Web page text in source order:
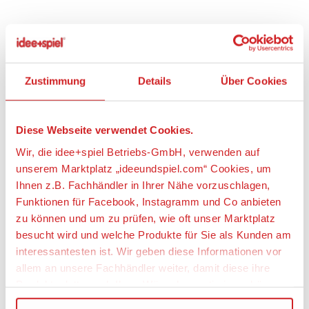
Zustimmung Details Über Cookies
Diese Webseite verwendet Cookies.
Wir, die idee+spiel Betriebs-GmbH, verwenden auf
unserem Marktplatz „ideeundspiel.com“ Cookies, um
Ihnen z.B. Fachhändler in Ihrer Nähe vorzuschlagen,
Funktionen für Facebook, Instagramm und Co anbieten
zu können und um zu prüfen, wie oft unser Marktplatz
besucht wird und welche Produkte für Sie als Kunden am
interessantesten ist. Wir geben diese Informationen vor
allem an unsere Fachhändler weiter, damit diese ihre
Artikeldetails
ZAPF 834602 BABY born® Little Boy 36cm
Rollenspiel ab 2 Jahren. Mit seinen 36cm hat er die
optimale Größe für kleine Puppeneltern ab 2 Jahre.
Er bringt 7 Accessoires, die seine 7 Funktionen
unterstützen gleich mit.
Wenn er mit Wasser aus der Flasche gefüttert
wurde, kann er danach in die Stoffwindel machen
und aufs Töpfchen gehen. Wenn er vom ausgiebigen
Spielen müde ist, können vor Erschöpfung auch mal
echte Puppentränen fließen. Legt man den müden
Little Boy auf den Rücken, schließt er sofort seine
Schafaugen. Der Schnuller tut sein Übriges. Der ist